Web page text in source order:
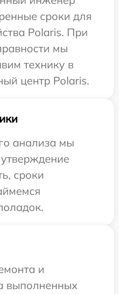
сроки для
Polaris. При
мы
технику в
центр Polaris.
анализа мы
сроки
и
выполненных